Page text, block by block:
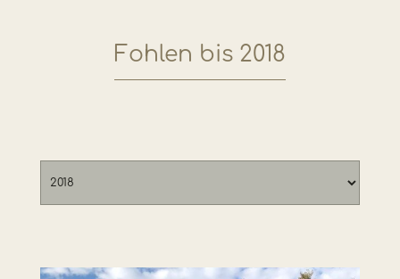
Fohlen bis 2018